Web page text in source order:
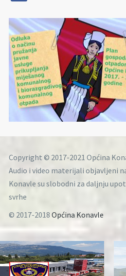
Copyright © 2017-2021 Općina
Audio i video materijali objavljeni
Konavle su slobodni za daljnju
svrhe
© 2017-2018 Općina Konavle